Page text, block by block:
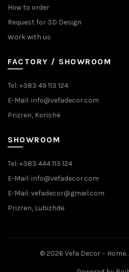
How to order
Request for 3D Design
Work with us
FACTORY / SHOWROOM
Tel: +383 49 113 124
E-Mail: info@vefadecor.com
Prizren, Korishë
SHOWROOM
Tel: +383 444 113 124
E-Mail: info@vefadecor.com
E-Mail: vefadecor@gmail.com
Prizren, Lubizhdë
© 2026 Vefa Decor – Home